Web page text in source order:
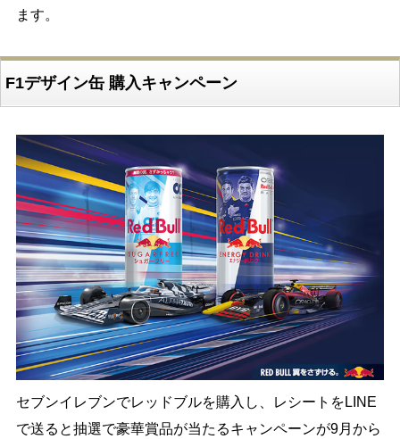
ます。
F1デザイン缶 購入キャンペーン
セブンイレブンでレッドブルを購入し、レシートをLINE
で送ると抽選で豪華賞品が当たるキャンペーンが9月から